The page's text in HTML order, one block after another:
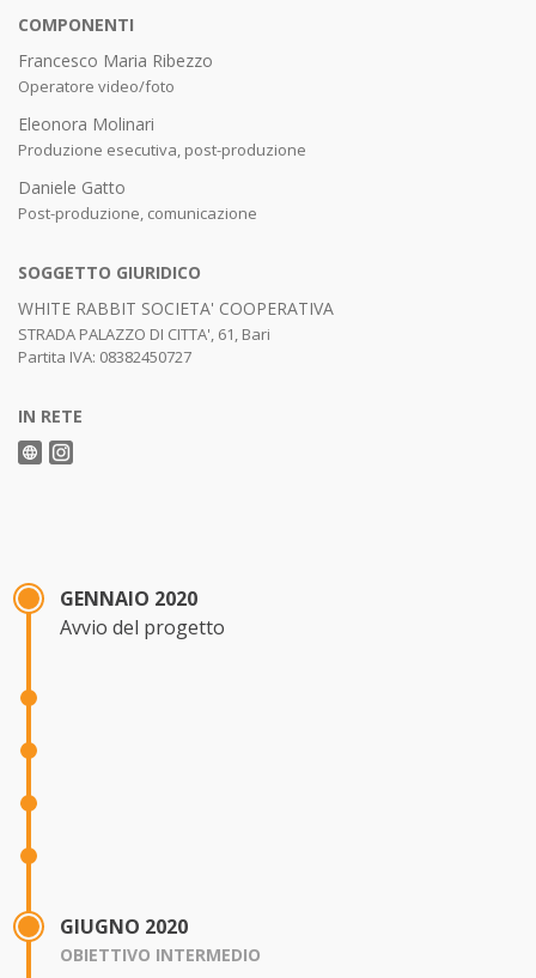
COMPONENTI
Francesco Maria Ribezzo
Operatore video/foto
Eleonora Molinari
Produzione esecutiva, post-produzione
Daniele Gatto
Post-produzione, comunicazione
SOGGETTO GIURIDICO
WHITE RABBIT SOCIETA' COOPERATIVA
STRADA PALAZZO DI CITTA', 61, Bari
Partita IVA: 08382450727
IN RETE
GENNAIO 2020
Avvio del progetto
GIUGNO 2020
OBIETTIVO INTERMEDIO